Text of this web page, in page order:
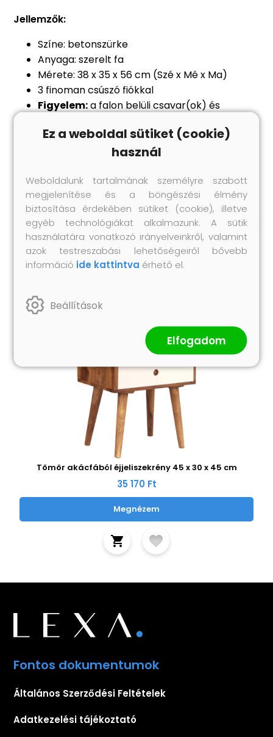
Jellemzők:
Színe: betonszürke
Anyaga: szerelt fa
Mérete: 38 x 35 x 56 cm (Szé x Mé x Ma)
3 finoman csúszó fiókkal
Figyelem:a falon belüli csavar(ok) és
használjon a falának megfelelő csavar(oka)t
és dugó(ka)t. Ha bizonytalan, kérje
kövesse a használati utasítás minden lépését.
Hasonló termékek
Tömör akácfából éjjeliszekrény 45 x 30 x 45 cm
35 170 Ft
Megnézem
Fontos dokumentumok
Általános Szerződési Feltételek
Adatkezelési tájékoztató
Ez a weboldal sütiket (cookie)
használ
Weboldalunk tartalmának személyre szabott
megjelenítése és a böngészési élmény
biztosítása érdekében sütiket (cookie), illetve
egyéb technológiákat alkalmazunk. A sütik
használatára vonatkozó irányelveinkről, valamint
azok testreszabási lehetőségeiről bővebb
információ ide kattintva érhető el.
Beállítások
Elfogadom